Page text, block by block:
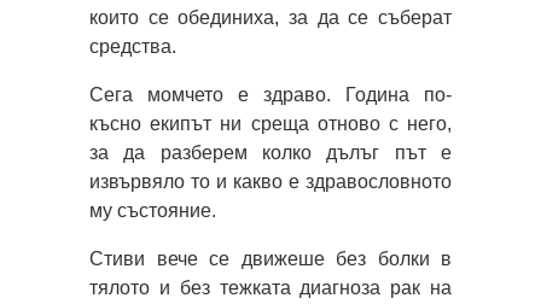
които се обединиха, за да се съберат
средства.
Сега момчето е здраво. Година по-
късно екипът ни среща отново с него,
за да разберем колко дълъг път е
извървяло то и какво е здравословното
му състояние.
Стиви вече се движеше без болки в
тялото и без тежката диагноза рак на